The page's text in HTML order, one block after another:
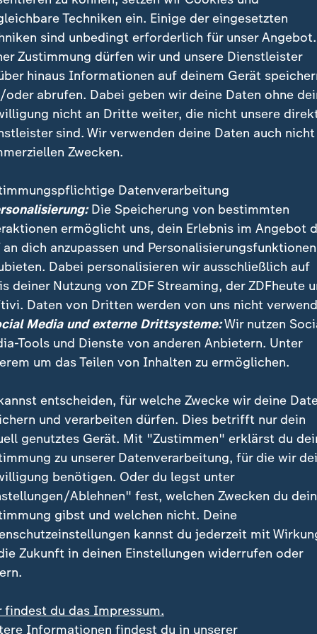
16 Monaten aus Israel mit seiner Frau, ihren
Angehörigen entführt. Frauen und Kinder kamen
damaligen Abkommens zwischen Israel und der
und Israeli ist, war eine Langzeitgeisel der
festgehalten worden, nachdem er dort
und Cohen wurden vom Nova-Musikfestival in
Partnerin überlebte das Massaker nach Angaben
sie sich unter Leichen versteckte. Cohen soll
angekettet gewesen sein, wie israelische
jüngst freigelassenen Geiseln meldeten.
der Waffenruhe endet in einer
Angaben zufolge vorgesehen,
Häftlinge aus Gefängnissen entlassen wird,
Haftstrafen.
zwischen Israel und der Hamas sieht
Phase nach und nach insgesamt 33
gegen 1.904 palästinensische Häftlinge
laut Hamas kommende Woche übergeben
von Geiseln gegen Inhaftierte der ersten
erste Phase des Deals soll offiziell in einer
Friedensplan für
:Liveblog:
Techniken ein. Einige der eingesetzten
sind unbedingt erforderlich für unser
Zustimmung dürfen wir und unsere Dienstleister
hinaus Informationen auf deinem Gerät
oder abrufen. Dabei geben wir deine Daten ohne
nicht an Dritte weiter, die nicht unsere
sind. Wir verwenden deine Daten auch nicht
Zwecken.
Datenverarbeitung
Die Speicherung von bestimmten
ermöglicht uns, dein Erlebnis im Angebot
an dich anzupassen und Personalisierungsfunktionen
Dabei personalisieren wir ausschließlich auf
deiner Nutzung von ZDF Streaming, der ZDFheute
Daten von Dritten werden von uns nicht
Media und externe Drittsysteme:Wir nutzen
Tools und Dienste von anderen Anbietern. Unter
um das Teilen von Inhalten zu ermöglichen.
entscheiden, für welche Zwecke wir deine
und verarbeiten dürfen. Dies betrifft nur dein
genutztes Gerät. Mit "Zustimmen" erklärst du
zu unserer Datenverarbeitung, für die wir
benötigen. Oder du legst unter
Ablehnen" fest, welchen Zwecken du
gibst und welchen nicht. Deine
kannst du jederzeit mit
Zukunft in deinen Einstellungen widerrufen oder
findest du das Impressum.
Informationen findest du in unserer